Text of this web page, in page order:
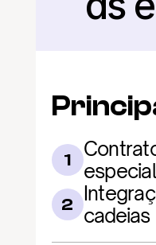
1
2 cadeias